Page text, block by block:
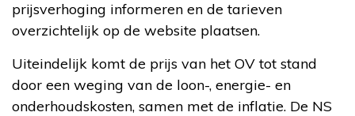
prijsverhoging informeren en de tarieven
overzichtelijk op de website plaatsen.
Uiteindelijk komt de prijs van het OV tot stand
door een weging van de loon-, energie- en
onderhoudskosten, samen met de inflatie. De NS